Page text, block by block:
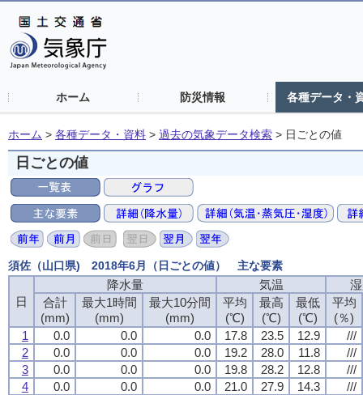
ホーム 防災情報 各種データ・
ホーム > 各種データ・資料 > 過去の気象データ検索 > 日ごとの値
日ごとの値
須佐（山口県) 2018年6月（日ごとの値） 主な要素
日
降水量 気温
合計
(mm)
最大1時間
(mm)
最大10分間
(mm)
平均
(℃)
最高
(℃)
最低
(℃)
平均
(％)
1
0.0 0.0 0.0 17.8 23.5 12.9
///
2
0.0 0.0 0.0 19.2 28.0 11.8
///
3
0.0 0.0 0.0 19.8 28.2 12.8
///
4
0.0 0.0 0.0 21.0 27.9 14.3
///